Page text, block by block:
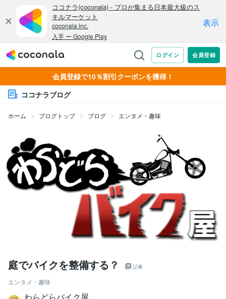
会員登録で10％割引クーポンを獲得！
ココナラブログ
ホーム ブログトップ ブログ エンタメ・趣味
庭でバイクを整備する？ 記事
エンタメ・趣味
わらどらバイク屋